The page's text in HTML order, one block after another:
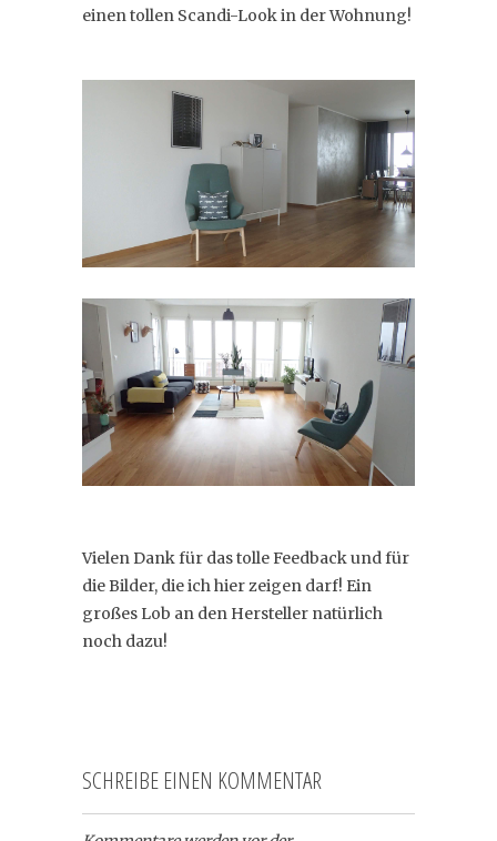
einen tollen Scandi-Look in der Wohnung!
Vielen Dank für das tolle Feedback und für
die Bilder, die ich hier zeigen darf! Ein
großes Lob an den Hersteller natürlich
noch dazu!
SCHREIBE EINEN KOMMENTAR